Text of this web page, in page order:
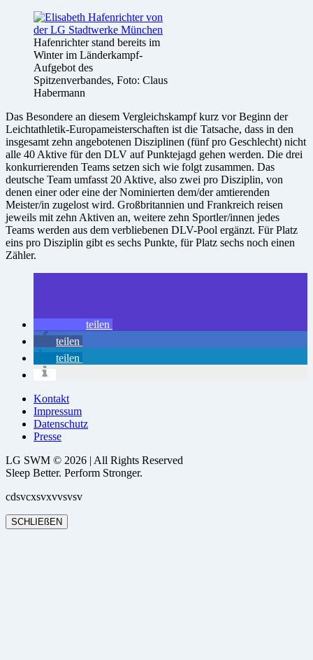
Hafenrichter stand bereits im
Winter im Länderkampf-
Aufgebot des
Spitzenverbandes, Foto: Claus
Habermann
Das Besondere an diesem Vergleichskampf kurz vor Beginn der
Leichtathletik-Europameisterschaften ist die Tatsache, dass in den
insgesamt zehn angebotenen Disziplinen (fünf pro Geschlecht) nicht
alle 40 Aktive für den DLV auf Punktejagd gehen werden. Die drei
konkurrierenden Teams setzen sich wie folgt zusammen. Das
deutsche Team umfasst 20 Aktive, also zwei pro Disziplin, von
denen einer oder eine der Nominierten dem/der amtierenden
Meister/in zugelost wird. Großbritannien und Frankreich reisen
jeweils mit zehn Aktiven an, weitere zehn Sportler/innen jedes
Teams werden aus dem verbliebenen DLV-Pool ergänzt. Für Platz
eins pro Disziplin gibt es sechs Punkte, für Platz sechs noch einen
Zähler.
teilen
teilen
teilen
Kontakt
Impressum
Datenschutz
Presse
LG SWM © 2026 | All Rights Reserved
Sleep Better. Perform Stronger.
cdsvcxsvxvvsvsv
SCHLIEßEN